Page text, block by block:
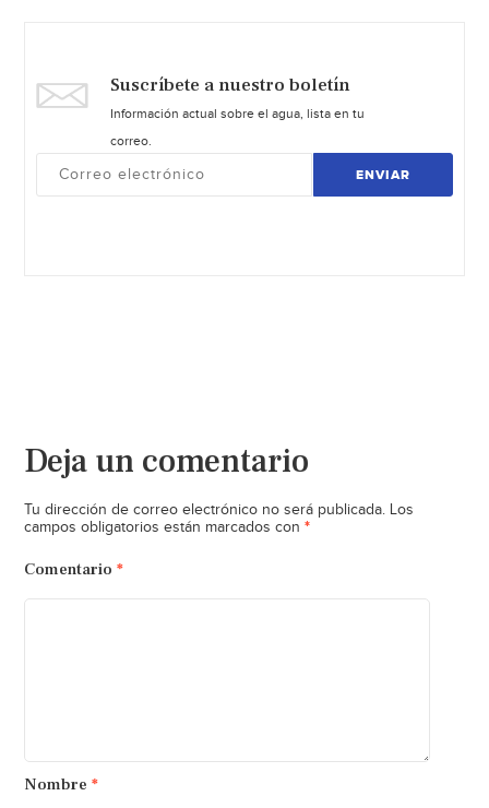
Suscríbete a nuestro boletín
Información actual sobre el agua, lista en tu
correo.
ENVIAR
Deja un comentario
Tu dirección de correo electrónico no será publicada. Los
campos obligatorios están marcados con *
Comentario *
Nombre *